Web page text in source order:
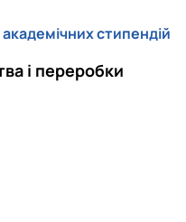
стипендій
і переробки